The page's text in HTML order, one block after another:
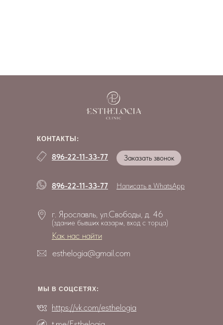
КОНТАКТЫ:
МЫ В СОЦCЕТЯХ:
г. Ярославль, ул.Свободы, д. 46
896-22-11-33-77
896-22-11-33-77 Написать в WhatsApp
(здание бывших казарм, вход с торца)
esthelogia@gmail.com
https://vk.com/esthelogia
Заказать звонок
Как нас найти